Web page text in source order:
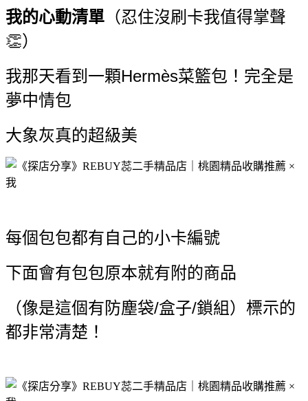
我的心動清單 （忍住沒刷卡我值得掌聲
👏）
我那天看到一顆Hermès菜籃包！完全是
夢中情包
大象灰真的超級美
每個包包都有自己的小卡編號
下面會有包包原本就有附的商品
（像是這個有防塵袋/盒子/鎖組） 標示的
都非常清楚！